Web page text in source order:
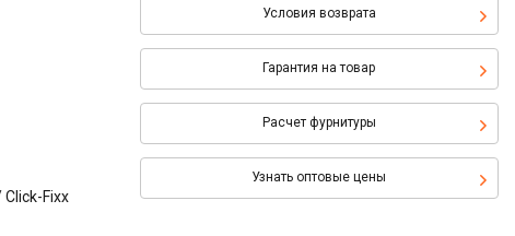
Условия возврата
Гарантия на товар
Расчет фурнитуры
Узнать оптовые цены
Fixx